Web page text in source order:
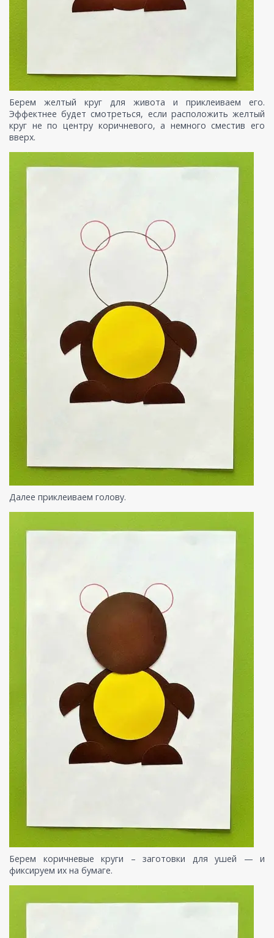
Берем желтый круг для живота и приклеиваем его.
Эффектнее будет смотреться, если расположить желтый
круг не по центру коричневого, а немного сместив его
вверх.
Далее приклеиваем голову.
Берем коричневые круги – заготовки для ушей — и
фиксируем их на бумаге.